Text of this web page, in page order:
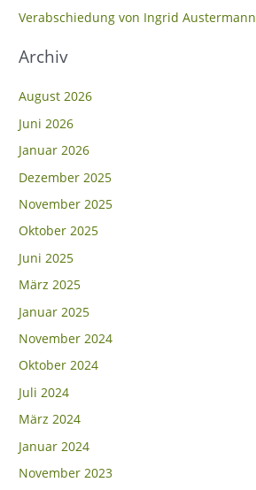
c
:
Verabschiedung von Ingrid Austermann
Archiv
August 2026
Juni 2026
Januar 2026
Dezember 2025
November 2025
Oktober 2025
Juni 2025
März 2025
Januar 2025
November 2024
Oktober 2024
Juli 2024
März 2024
Januar 2024
November 2023